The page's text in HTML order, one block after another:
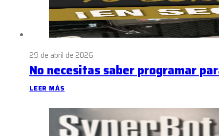
29 de abril de 2026
No necesitas saber programar
LEER MÁS